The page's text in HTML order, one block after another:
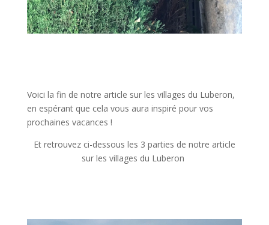
Voici la fin de notre article sur les villages du Luberon,
en espérant que cela vous aura inspiré pour vos
prochaines vacances !
Et retrouvez ci-dessous les 3 parties de notre article
sur les villages du Luberon